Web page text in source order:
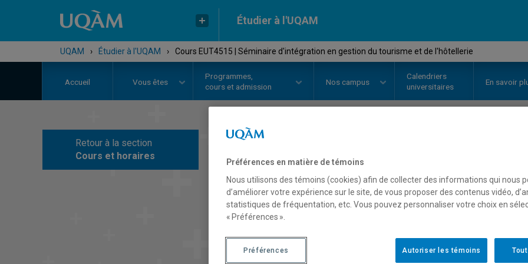
Étudier à l'UQAM
UQAM › Étudier à l'UQAM › Cours EUT4515 | Séminaire d'intégration en gestion du tourisme et de l'hôtellerie
Accueil Vous êtes
Programmes,
cours et admission
Nos campus
Calendriers
universitaires
En savoir
Retour à la section
Cours et horaires
COURS// EUT4515
Séminaire
tourisme et de
Préférences en matière de témoins
Nous utilisons des témoins (cookies) afin de collecter des informations qui nous
d’améliorer votre expérience sur le site, de vous proposer des contenus vidéo,
statistiques de fréquentation, etc. Vous pouvez personnaliser votre choix en
« Préférences ».
Autoriser les témoins
Préférences